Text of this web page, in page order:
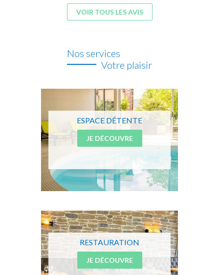
VOIR TOUS LES AVIS
Nos services
Votre plaisir
ESPACE DÉTENTE
JE DÉCOUVRE
RESTAURATION
JE DÉCOUVRE